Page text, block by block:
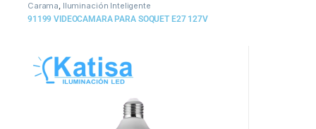
Carama, Iluminación Inteligente
91199 VIDEOCAMARA PARA SOQUET E27 127V